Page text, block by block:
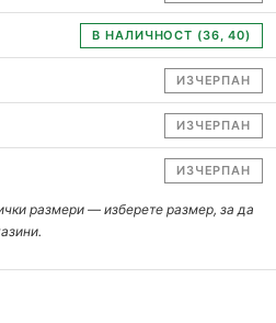
В НАЛИЧНОСТ (36, 40)
ИЗЧЕРПАН
ИЗЧЕРПАН
ИЗЧЕРПАН
размери — изберете размер, за да